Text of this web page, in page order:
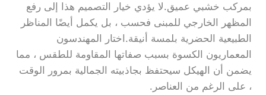
بمركب خشبي عميق.لا يؤدي خيار التصميم هذا إلى رفع
المظهر الخارجي للمبنى فحسب ، بل يكمل أيضًا المناظر
الطبيعية الحضرية بلمسة أنيقة.اختار المهندسون
المعماريون الكسوة بسبب صفاتها المقاومة للطقس ، مما
يضمن أن الهيكل سيحتفظ بجاذبيته الجمالية بمرور الوقت
، على الرغم من العناصر.